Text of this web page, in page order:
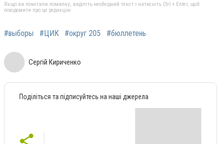
Якщо ви помітили помилку, виділіть необхідний текст і натисніть Ctrl + Enter, щоб
повідомити про це редакцію
#выборы #ЦИК #округ 205 #бюллетень
Сергій Кириченко
Поділіться та підписуйтесь на наші джерела